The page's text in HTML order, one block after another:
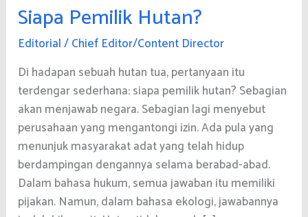
Siapa Pemilik Hutan?
Editorial/Chief Editor/Content Director
Di hadapan sebuah hutan tua, pertanyaan itu
terdengar sederhana: siapa pemilik hutan? Sebagian
akan menjawab negara. Sebagian lagi menyebut
perusahaan yang mengantongi izin. Ada pula yang
menunjuk masyarakat adat yang telah hidup
berdampingan dengannya selama berabad-abad.
Dalam bahasa hukum, semua jawaban itu memiliki
pijakan. Namun, dalam bahasa ekologi, jawabannya